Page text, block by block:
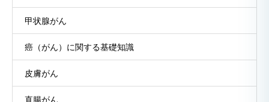
甲状腺がん
癌（がん）に関する基礎知識
皮膚がん
直腸がん